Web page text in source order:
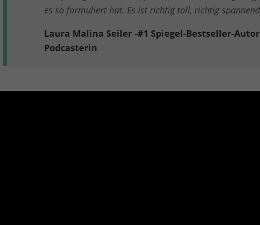
es so formuliert hat. Es ist richtig toll, richtig
Laura Malina Seiler -#1 Spiegel-Bestseller-
Podcasterin